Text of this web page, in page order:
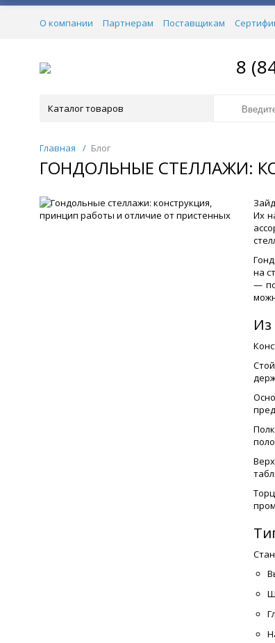
О компании Партнерам Поставщикам
8
Каталог товаров
Главная / Блог
ГОНДОЛЬНЫЕ СТЕЛЛАЖИ:
Их
на
—
Из